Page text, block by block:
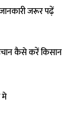
जरूर पढ़ें
कैसे करें किसान
मे